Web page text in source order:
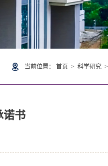
当前位置： 首页 > 科学研究>
诺书